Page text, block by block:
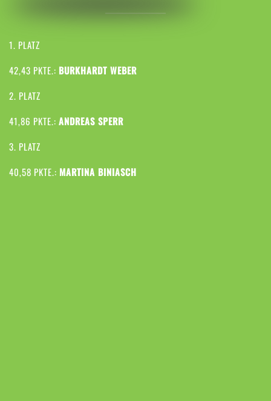
1. PLATZ
42,43 PKTE.: BURKHARDT WEBER
2. PLATZ
41,86 PKTE.: ANDREAS SPERR
3. PLATZ
40,58 PKTE.: MARTINA BINIASCH